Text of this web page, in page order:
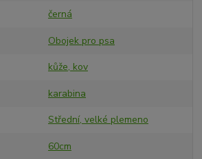
černá
Obojek pro psa
kůže, kov
karabina
Střední, velké plemeno
60cm